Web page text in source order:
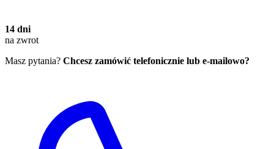
14 dni
na zwrot
Masz pytania? Chcesz zamówić telefonicznie lub e-mailowo?